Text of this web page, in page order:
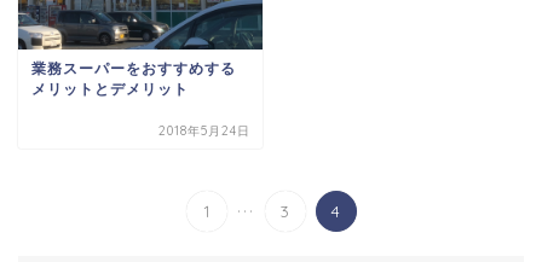
業務スーパーをおすすめする
メリットとデメリット
2018年5月24日
1 ... 3 4